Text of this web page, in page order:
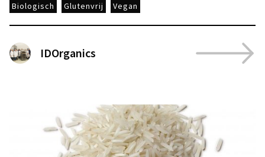
Biologisch Glutenvrij Vegan
IDOrganics